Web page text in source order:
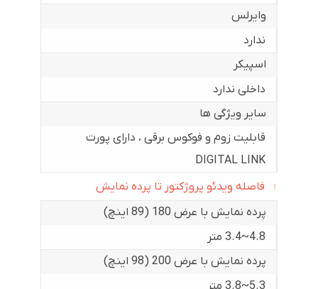
وایرلس
ندارد
اسپیکر
داخلی ندارد
سایر ویژگی ها
قابلیت زوم و فوکوس برقی ، دارای پورت
DIGITAL LINK
فاصله ویدئو پروژکتور تا پرده نمایش
پرده نمایش با عرض 180 (89 اینچ)
4.8~3.4 متر
پرده نمایش با عرض 200 (98 اینچ)